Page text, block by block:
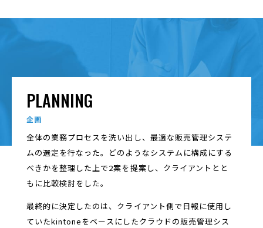
PLANNING
企画
全体の業務プロセスを洗い出し、最適な販売管理システ
ムの選定を行なった。どのようなシステムに構成にする
べきかを整理した上で2案を提案し、クライアントとと
もに比較検討をした。
最終的に決定したのは、クライアント側で日報に使用し
ていたkintoneをベースにしたクラウドの販売管理シス